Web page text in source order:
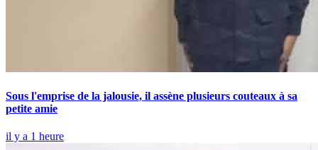
Sous l'emprise de la jalousie, il assène plusieurs couteaux à sa
petite amie
il y a 1 heure